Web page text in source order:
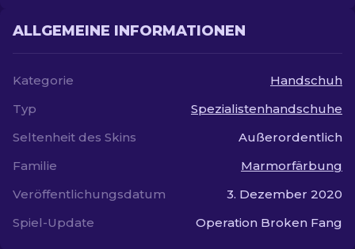
ALLGEMEINE INFORMATIONEN
Kategorie
Handschuh
Typ
Spezialistenhandschuhe
Seltenheit des Skins
Außerordentlich
Familie
Marmorfärbung
Veröffentlichungsdatum
3. Dezember 2020
Spiel-Update
Operation Broken Fang